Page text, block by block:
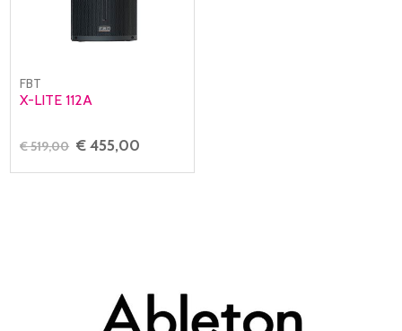
FBT
X-LITE 112A
€ 519,00 € 455,00